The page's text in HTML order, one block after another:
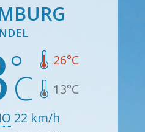
26°C
13°C
22 km/h